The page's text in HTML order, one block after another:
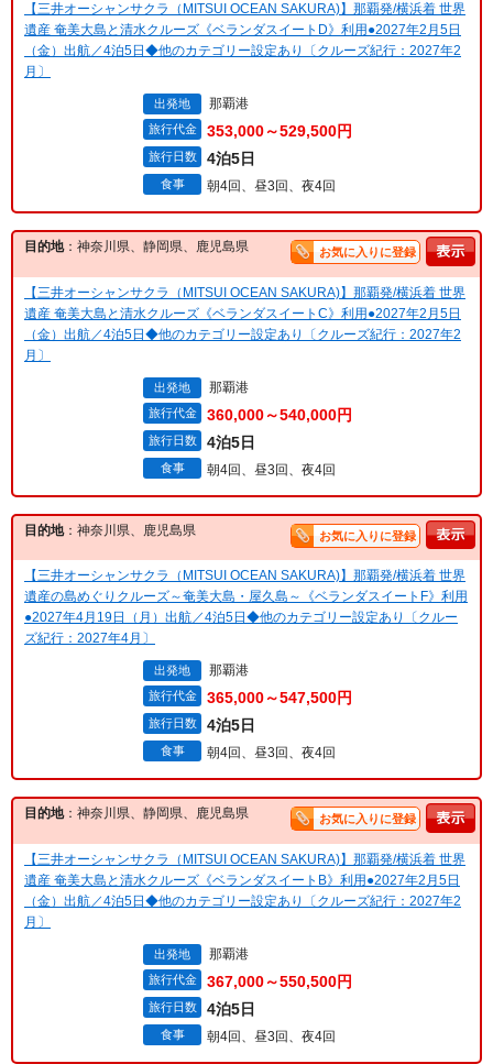
【三井オーシャンサクラ（MITSUI OCEAN SAKURA)】那覇発/横浜着 世界
遺産 奄美大島と清水クルーズ《ベランダスイートD》利用●2027年2月5日
（金）出航／4泊5日◆他のカテゴリー設定あり〔クルーズ紀行：2027年2
月〕
出発地 那覇港
旅行代金 353,000～529,500円
旅行日数 4泊5日
食事 朝4回、昼3回、夜4回
目的地：神奈川県、静岡県、鹿児島県 お気に入りに登録
【三井オーシャンサクラ（MITSUI OCEAN SAKURA)】那覇発/横浜着 世界
遺産 奄美大島と清水クルーズ《ベランダスイートC》利用●2027年2月5日
（金）出航／4泊5日◆他のカテゴリー設定あり〔クルーズ紀行：2027年2
月〕
出発地 那覇港
旅行代金 360,000～540,000円
旅行日数 4泊5日
食事 朝4回、昼3回、夜4回
目的地：神奈川県、鹿児島県 お気に入りに登録
【三井オーシャンサクラ（MITSUI OCEAN SAKURA)】那覇発/横浜着 世界
遺産の島めぐりクルーズ～奄美大島・屋久島～《ベランダスイートF》利用
●2027年4月19日（月）出航／4泊5日◆他のカテゴリー設定あり〔クルー
ズ紀行：2027年4月〕
出発地 那覇港
旅行代金 365,000～547,500円
旅行日数 4泊5日
食事 朝4回、昼3回、夜4回
目的地：神奈川県、静岡県、鹿児島県 お気に入りに登録
【三井オーシャンサクラ（MITSUI OCEAN SAKURA)】那覇発/横浜着 世界
遺産 奄美大島と清水クルーズ《ベランダスイートB》利用●2027年2月5日
（金）出航／4泊5日◆他のカテゴリー設定あり〔クルーズ紀行：2027年2
月〕
出発地 那覇港
旅行代金 367,000～550,500円
旅行日数 4泊5日
食事 朝4回、昼3回、夜4回